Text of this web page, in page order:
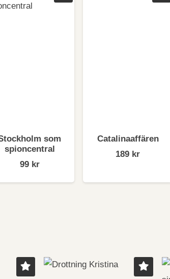
och många andra.
som
spioncentral
99 kr
Catalinaaffären
189 kr